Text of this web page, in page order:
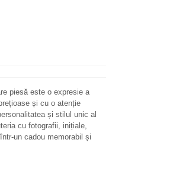
piesă este o expresie a
și cu o atenție
și stilul unic al
cu fotografii, inițiale,
un cadou memorabil și